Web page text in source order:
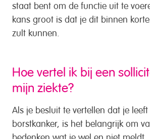
staat bent om de functie uit te
kans groot is dat je dit binnen
zult kunnen.
Hoe vertel ik bij een
mijn ziekte?
Als je besluit te vertellen dat je
borstkanker, is het belangrijk om
bedenken wat je wel en niet meldt.